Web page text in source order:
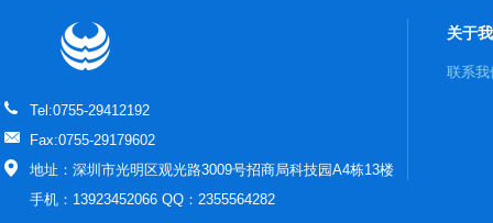
Tel:0755-29412192
Fax:0755-29179602
地址：深圳市光明区观光路3009号招商局科技园A4栋13楼
手机：13923452066 QQ：2355564282
关于
联系我